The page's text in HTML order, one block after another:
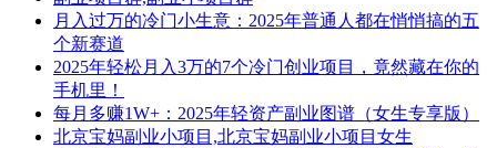
月入过万的冷门小生意：2025年普通人都在悄悄搞的五
个新赛道
2025年轻松月入3万的7个冷门创业项目，竟然藏在你的
手机里！
每月多赚1W+：2025年轻资产副业图谱（女生专享版）
北京宝妈副业小项目,北京宝妈副业小项目女生